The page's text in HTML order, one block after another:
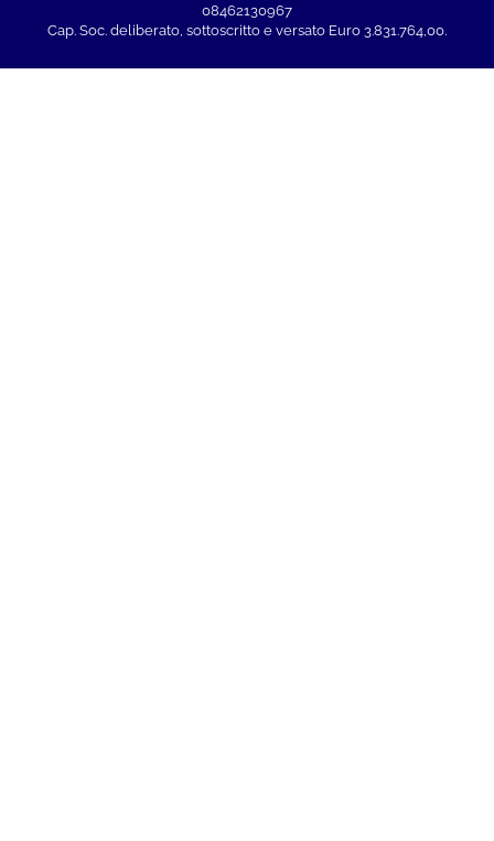
08462130967
Cap. Soc. deliberato, sottoscritto e versato Euro 3.831.764,00.